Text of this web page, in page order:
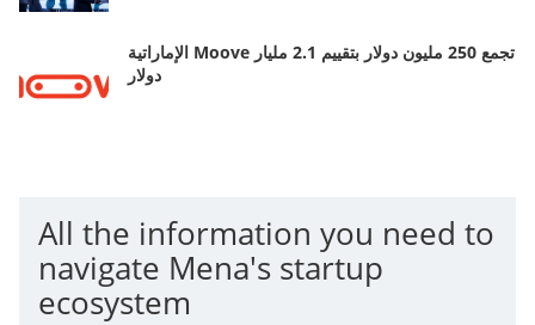
الإماراتية Moove تجمع 250 مليون دولار بتقييم 2.1 مليار
دولار
All the information you need to
navigate Mena's startup
ecosystem